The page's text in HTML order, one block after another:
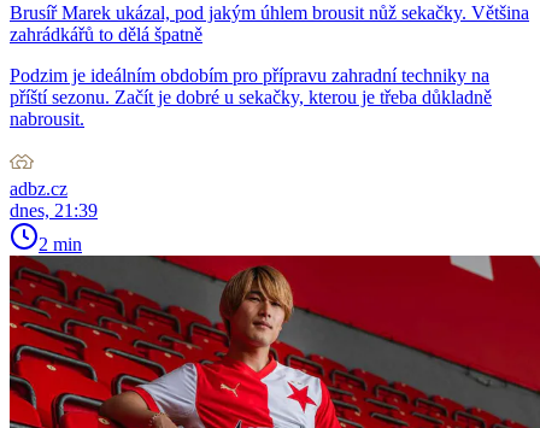
Brusíř Marek ukázal, pod jakým úhlem brousit nůž sekačky. Většina
zahrádkářů to dělá špatně
Podzim je ideálním obdobím pro přípravu zahradní techniky na
příští sezonu. Začít je dobré u sekačky, kterou je třeba důkladně
nabrousit.
adbz.cz
dnes, 21:39
2 min